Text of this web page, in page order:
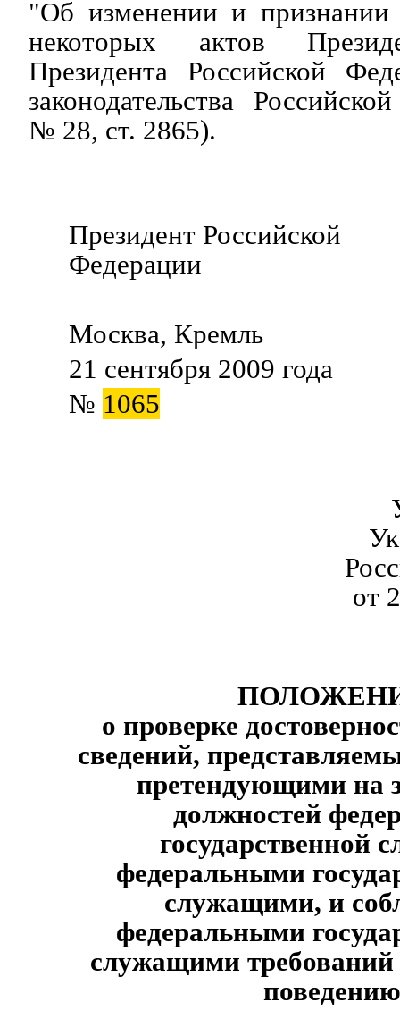
"Об изменении и признании
некоторых актов
Президента Российской
законодательства
№ 28, ст. 2865).
Президент Российской
Федерации
Москва, Кремль
21 сентября 2009 года
№ 1065
от
о проверке
сведений,
претендующими на
должностей
государственной
федеральными
служащими, и
федеральными
служащими
поведению